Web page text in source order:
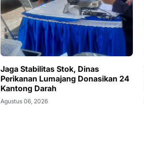
Jaga Stabilitas Stok, Dinas
Perikanan Lumajang Donasikan 24
Kantong Darah
Agustus 06, 2026